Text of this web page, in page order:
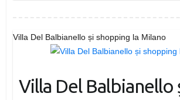
Villa Del Balbianello și shopping la Milano
Villa Del Balbianello